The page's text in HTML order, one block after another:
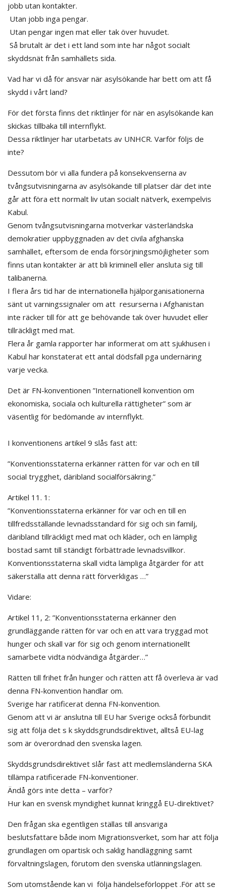
jobb utan kontakter.
Utan jobb inga pengar.
Utan pengar ingen mat eller tak över huvudet.
Så brutalt är det i ett land som inte har något socialt
skyddsnät från samhällets sida.
Vad har vi då för ansvar när asylsökande har bett om att få
skydd i vårt land?
För det första finns det riktlinjer för när en asylsökande kan
skickas tillbaka till internflykt.
Dessa riktlinjer har utarbetats av UNHCR. Varför följs de
inte?
Dessutom bör vi alla fundera på konsekvenserna av
tvångsutvisningarna av asylsökande till platser där det inte
går att föra ett normalt liv utan socialt nätverk, exempelvis
Kabul.
Genom tvångsutvisningarna motverkar västerländska
demokratier uppbyggnaden av det civila afghanska
samhället, eftersom de enda försörjningsmöjligheter som
finns utan kontakter är att bli kriminell eller ansluta sig till
talibanerna.
I flera års tid har de internationella hjälporganisationerna
sänt ut varningssignaler om att resurserna i Afghanistan
inte räcker till för att ge behövande tak över huvudet eller
tillräckligt med mat.
Flera år gamla rapporter har informerat om att sjukhusen i
Kabul har konstaterat ett antal dödsfall pga undernäring
varje vecka.
Det är FN-konventionen ”Internationell konvention om
ekonomiska, sociala och kulturella rättigheter” som är
väsentlig för bedömande av internflykt.
I konventionens artikel 9 slås fast att:
”Konventionsstaterna erkänner rätten för var och en till
social trygghet, däribland socialförsäkring.”
Artikel 11. 1:
”Konventionsstaterna erkänner för var och en till en
tillfredsställande levnadsstandard för sig och sin familj,
däribland tillräckligt med mat och kläder, och en lämplig
bostad samt till ständigt förbättrade levnadsvillkor.
Konventionsstaterna skall vidta lämpliga åtgärder för att
säkerställa att denna rätt förverkligas …”
Vidare:
Artikel 11, 2: ”Konventionsstaterna erkänner den
grundläggande rätten för var och en att vara tryggad mot
hunger och skall var för sig och genom internationellt
samarbete vidta nödvändiga åtgärder…”
Rätten till frihet från hunger och rätten att få överleva är vad
denna FN-konvention handlar om.
Sverige har ratificerat denna FN-konvention.
Genom att vi är anslutna till EU har Sverige också förbundit
sig att följa det s k skyddsgrundsdirektivet, alltså EU-lag
som är överordnad den svenska lagen.
Skyddsgrundsdirektivet slår fast att medlemsländerna SKA
tillämpa ratificerade FN-konventioner.
Ändå görs inte detta – varför?
Hur kan en svensk myndighet kunnat kringgå EU-direktivet?
Den frågan ska egentligen ställas till ansvariga
beslutsfattare både inom Migrationsverket, som har att följa
grundlagen om opartisk och saklig handläggning samt
förvaltningslagen, förutom den svenska utlänningslagen.
Som utomstående kan vi följa händelseförloppet .För att se